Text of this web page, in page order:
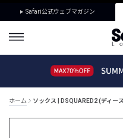
Safari公式ウェブマガジン
ホーム ソックス | DSQUARED2 (ディー